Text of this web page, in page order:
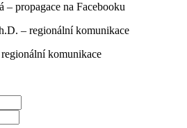
– propagace na Facebooku
– regionální komunikace
komunikace